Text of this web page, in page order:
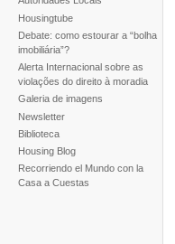
Housingtube
Debate: como estourar a “bolha
imobiliária”?
Alerta Internacional sobre as
violações do direito à moradia
Galeria de imagens
Newsletter
Biblioteca
Housing Blog
Recorriendo el Mundo con la
Casa a Cuestas